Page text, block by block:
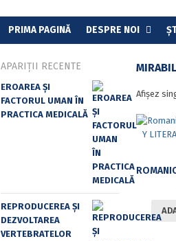
PRIMA PAGINĂ DESPRE NOI
Afișez
APARIȚII RECENTE
EROAREA ȘI
FACTORUL UMAN ÎN
PRACTICA MEDICALĂ
REPRODUCEREA ȘI
DEZVOLTAREA
VERTEBRATELOR